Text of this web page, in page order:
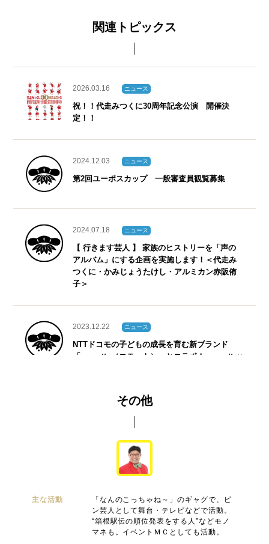
関連トピックス
2026.03.16 ニュース
祝！！代走みつくに30周年記念公演 開催決
定！！
2024.12.03 ニュース
第2回ユーポスカップ 一般審査員観覧募集
2024.07.18 ニュース
【 行きます芸人 】 家族のヒストリーを「声の
アルバム」にする企画を実施します！＜代走み
つくに・かみじょうたけし・アルミカン赤阪侑
子＞
2023.12.22 ニュース
NTTドコモの子どもの成長を育む新ブランド
「comotto（コモット）」とコラボ！ comotto×
松竹芸能 DAIHATSU 心斎橋角座 ゴールデン演
2023.02.09 ニュース
アメリカザリガニ柳原のベタバース劇場、3月開
催決定！
その他
主な活動
「なんのこっちゃね～」のギャグで、ピ
ン芸人として舞台・テレビなどで活動。
“箱根駅伝の順位発表をする人”などモノ
マネも。イベントＭＣとしても活動。